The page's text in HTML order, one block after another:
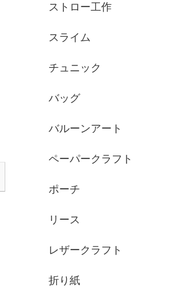
ストロー工作
スライム
チュニック
バッグ
バルーンアート
ペーパークラフト
ポーチ
リース
レザークラフト
折り紙